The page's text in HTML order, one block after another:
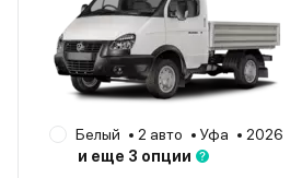
Белый 2 авто Уфа
2026
и еще 3 опции